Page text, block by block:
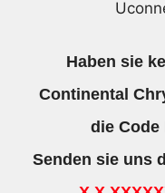
Haben sie
Continental
die Code
Senden sie uns